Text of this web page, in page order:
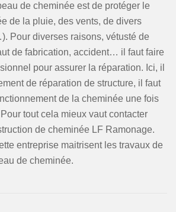
de cheminée est de protéger le
de la pluie, des vents, de divers
Pour diverses raisons, vétusté de
de fabrication, accident… il faut faire
pour assurer la réparation. Ici, il
de réparation de structure, il faut
de la cheminée une fois
tout cela mieux vaut contacter
de cheminée LF Ramonage.
entreprise maitrisent les travaux de
de cheminée.